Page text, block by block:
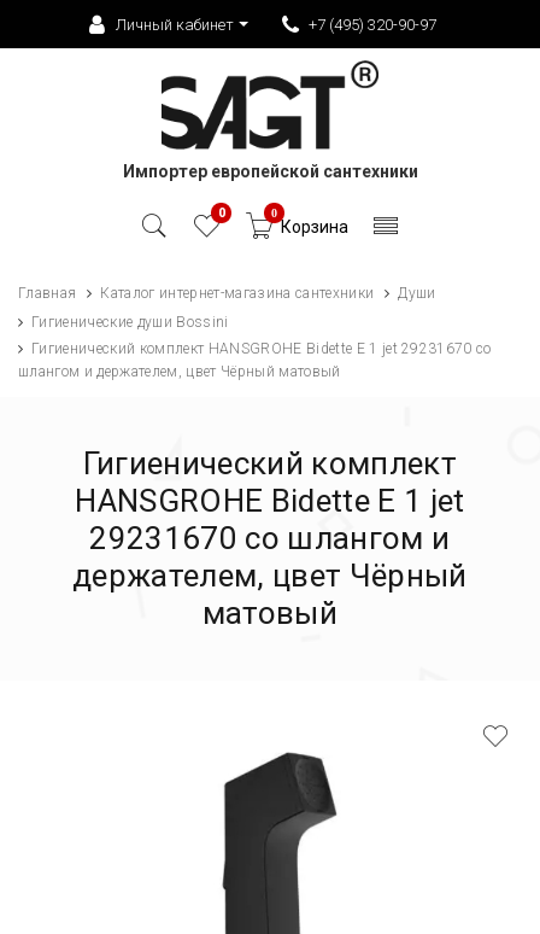
Личный кабинет +7 (495) 320-90-97
Импортер европейской сантехники
0 0
Корзина
Главная Каталог интернет-магазина сантехники
Души
Гигиенические души Bossini
Гигиенический комплект HANSGROHE Bidette Е 1 jet 29231670 со
шлангом и держателем, цвет Чёрный матовый
Гигиенический комплект
HANSGROHE Bidette Е 1 jet
29231670 со шлангом и
держателем, цвет Чёрный
матовый